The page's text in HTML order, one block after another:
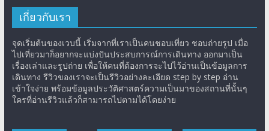
เกี่ยวกับเรา
จุดเริ่มต้นของเวบนี้ เริ่มจากที่เราเป็นคนชอบเที่ยว ชอบถ่ายรูป เมื่อ
ไปเที่ยวมาก็อยากจะแบ่งปันประสบการณ์การเดินทาง ออกมาเป็น
เรื่องเล่าและรูปถ่าย เพื่อให้คนที่ต้องการจะไปไว้อ่านเป็นข้อมูลการ
เดินทาง รีวิวของเราจะเป็นรีวิวอย่างละเอียด step by step อ่าน
เข้าใจง่าย พร้อมข้อมูลประวัติศาสตร์ความเป็นมาของสถานที่นั้นๆ
ใครที่อ่านรีวิวแล้วก็สามารถไปตามได้โดยง่าย